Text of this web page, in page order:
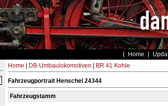
Home
Home DB-Umbaulokomotiven BR 41 Kohle
Fahrzeugportrait Henschel 24344
Fahrzeugstamm